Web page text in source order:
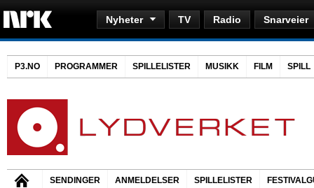
Nyheter TV Radio Snarveier
P3.NO PROGRAMMER SPILLELISTER MUSIKK FILM SPILL
SENDINGER ANMELDELSER SPILLELISTER